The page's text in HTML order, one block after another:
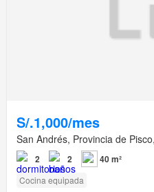
S/.1,000/mes
San Andrés, Provincia de
2 2 40 m²
Cocina equipada